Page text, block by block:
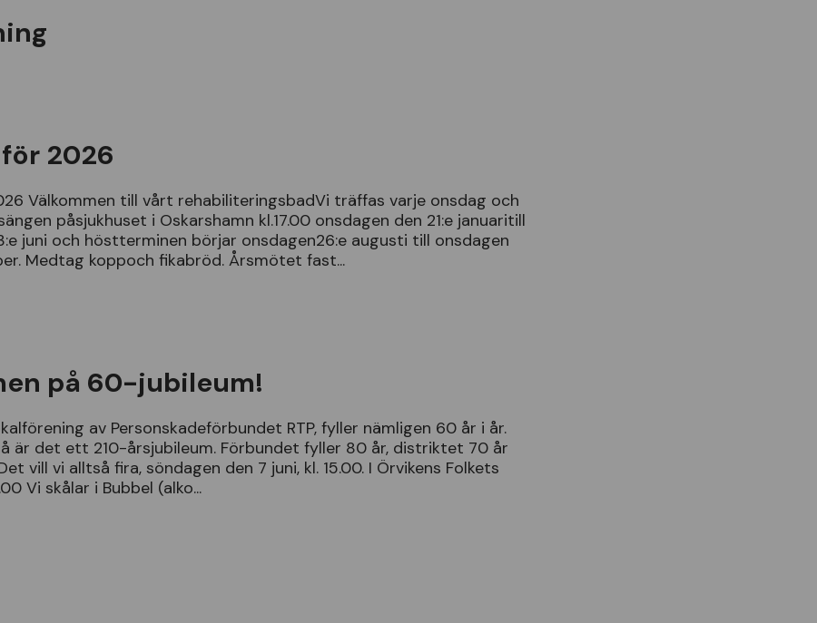
2026
Välkommen till vårt rehabiliteringsbadVi träffas varje onsdag och
ängen påsjukhuset i Oskarshamn kl.17.00 onsdagen den 21:e januaritill
:e juni och höstterminen börjar onsdagen26:e augusti till onsdagen
. Medtag koppoch fikabröd. Årsmötet fast...
på 60-jubileum!
örening av Personskadeförbundet RTP,fyller nämligen 60 år i år.
å är det ett 210-årsjubileum. Förbundet fyller 80 år, distriktet 70 år
vill vi alltsåfira,söndagen den 7 juni, kl. 15.00. I Örvikens Folkets
.00 Vi skålar i Bubbel (alko...